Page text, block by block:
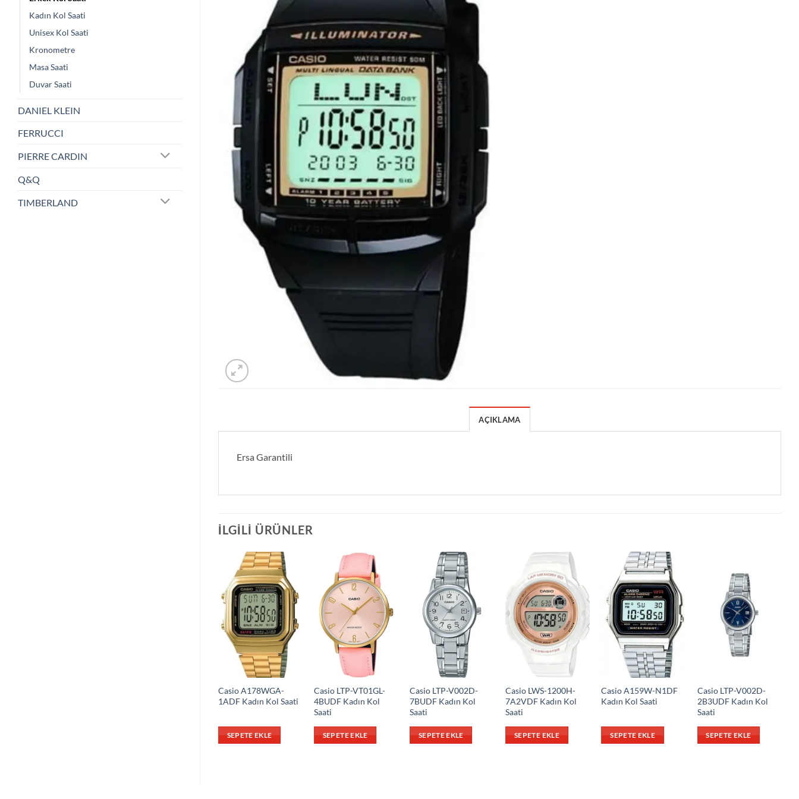
Kadın Kol Saati
Unisex Kol Saati
Kronometre
Masa Saati
Duvar Saati
DANIEL KLEIN
FERRUCCI
PIERRE CARDIN
Q&Q
TIMBERLAND
AÇIKLAMA
Ersa Garantili
İLGILI ÜRÜNLER
Casio A178WGA-
1ADF Kadın Kol Saati
SEPETE EKLE
Casio LTP-VT01GL-
4BUDF Kadın Kol
Saati
SEPETE EKLE
Casio LTP-V002D-
7BUDF Kadın Kol
Saati
SEPETE EKLE
Casio LWS-1200H-
7A2VDF Kadın Kol
Saati
SEPETE EKLE
Casio A159W-N1DF
Kadın Kol Saati
SEPETE EKLE
Casio LTP-V002D-
2B3UDF Kadın Kol
Saati
SEPETE EKLE